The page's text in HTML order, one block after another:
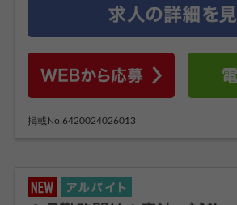
掲載No.6420024026013